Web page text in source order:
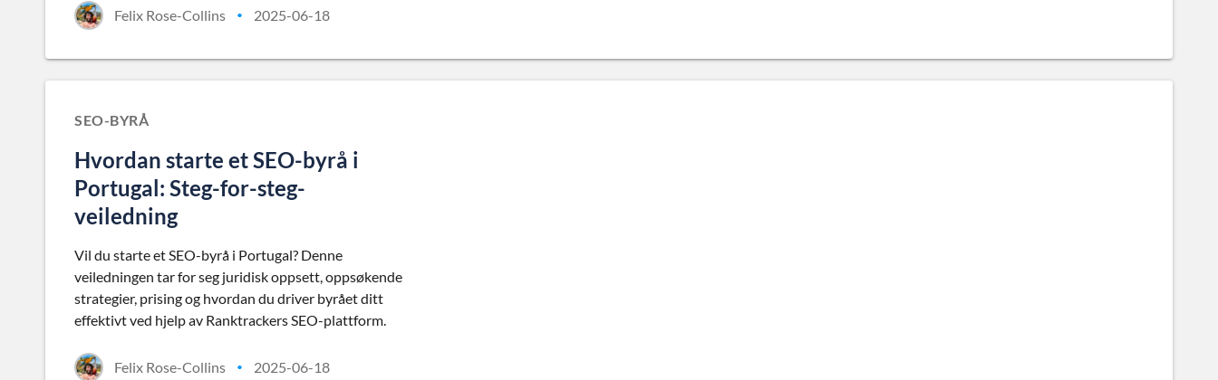
Felix Rose-Collins • 2025-06-18
SEO-BYRÅ
Hvordan starte et SEO-byrå i
Portugal: Steg-for-steg-
veiledning
Vil du starte et SEO-byrå i Portugal? Denne
veiledningen tar for seg juridisk oppsett, oppsøkende
strategier, prising og hvordan du driver byrået ditt
effektivt ved hjelp av Ranktrackers SEO-plattform.
Felix Rose-Collins • 2025-06-18